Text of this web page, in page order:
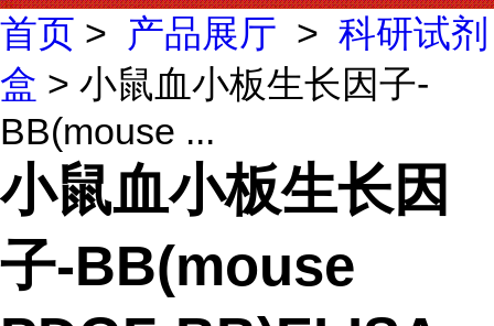
首页 > 产品展厅 > 科研试剂
盒 > 小鼠血小板生长因子-
BB(mouse ...
小鼠血小板生长因
子-BB(mouse